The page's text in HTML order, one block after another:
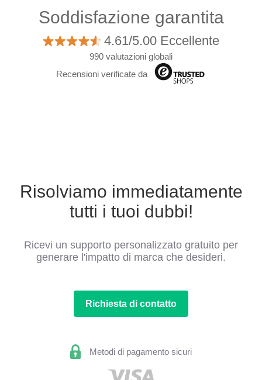
Soddisfazione garantita
4.61/5.00 Eccellente
990 valutazioni globali
Recensioni verificate da
Risolviamo immediatamente
tutti i tuoi dubbi!
Ricevi un supporto personalizzato gratuito per
generare l'impatto di marca che desideri.
Richiesta di contatto
Metodi di pagamento sicuri